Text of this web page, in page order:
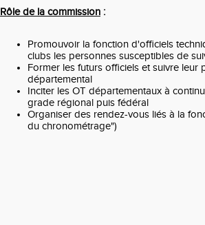
Rôle de la commission :
Promouvoir la fonction d'officiels
clubs les personnes susceptibles de
Former les futurs officiels et suivre
départemental
Inciter les OT départementaux à
grade régional puis fédéral
Organiser des rendez-vous liés à la
du chronométrage")